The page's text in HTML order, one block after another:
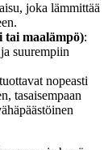
joka lämmittää
tai maalämpö):
suurempiin
nopeasti
tasaisempaan